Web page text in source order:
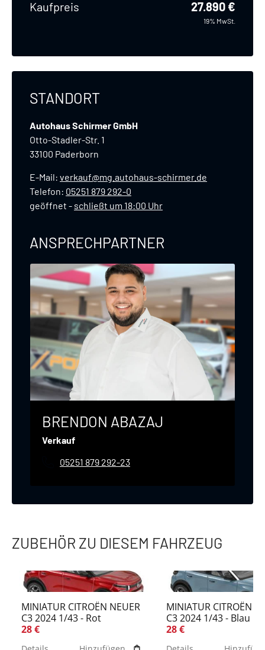
Kaufpreis 27.890 €
19% MwSt.
STANDORT
Autohaus Schirmer GmbH
Otto-Stadler-Str. 1
33100 Paderborn
E-Mail: verkauf@mg.autohaus-schirmer.de
Telefon: 05251 879 292-0
geöffnet - schließt um 18:00 Uhr
ANSPRECHPARTNER
BRENDON ABAZAJ
Verkauf
05251 879 292-23
ZUBEHÖR ZU DIESEM FAHRZEUG
MINIATUR CITROËN NEUER
C3 2024 1/43 - Rot
28 €
MINIATUR CITROËN
C3 2024 1/43 - Blau
28 €